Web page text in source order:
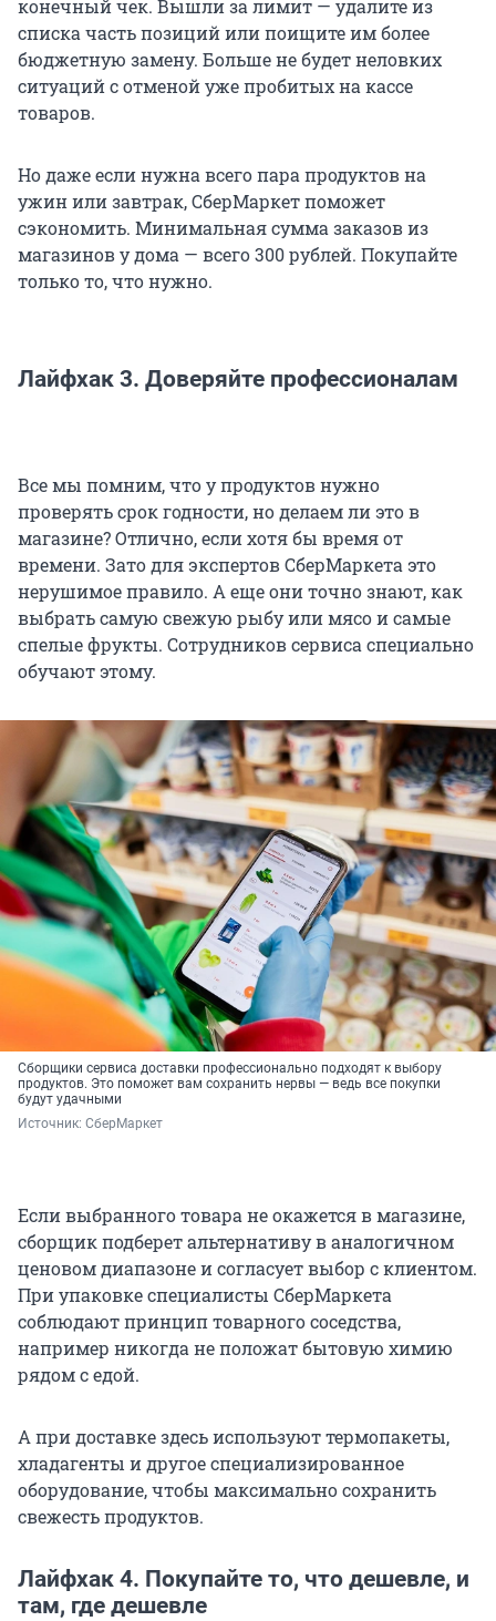
конечный чек. Вышли за лимит — удалите из
списка часть позиций или поищите им более
бюджетную замену. Больше не будет неловких
ситуаций с отменой уже пробитых на кассе
товаров.
Но даже если нужна всего пара продуктов на
ужин или завтрак, СберМаркет поможет
сэкономить. Минимальная сумма заказов из
магазинов у дома — всего 300 рублей. Покупайте
только то, что нужно.
Лайфхак 3. Доверяйте профессионалам
Все мы помним, что у продуктов нужно
проверять срок годности, но делаем ли это в
магазине? Отлично, если хотя бы время от
времени. Зато для экспертов СберМаркета это
нерушимое правило. А еще они точно знают, как
выбрать самую свежую рыбу или мясо и самые
спелые фрукты. Сотрудников сервиса специально
обучают этому.
Сборщики сервиса доставки профессионально подходят к выбору
продуктов. Это поможет вам сохранить нервы — ведь все покупки
будут удачными
Источник: СберМаркет
Если выбранного товара не окажется в магазине,
сборщик подберет альтернативу в аналогичном
ценовом диапазоне и согласует выбор с клиентом.
При упаковке специалисты СберМаркета
соблюдают принцип товарного соседства,
например никогда не положат бытовую химию
рядом с едой.
А при доставке здесь используют термопакеты,
хладагенты и другое специализированное
оборудование, чтобы максимально сохранить
свежесть продуктов.
Лайфхак 4. Покупайте то, что дешевле, и
там, где дешевле